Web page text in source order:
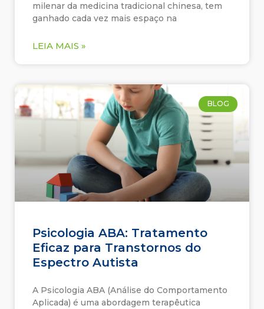
milenar da medicina tradicional chinesa, tem
ganhado cada vez mais espaço na
LEIA MAIS »
BLOG
Psicologia ABA: Tratamento
Eficaz para Transtornos do
Espectro Autista
A Psicologia ABA (Análise do Comportamento
Aplicada) é uma abordagem terapêutica